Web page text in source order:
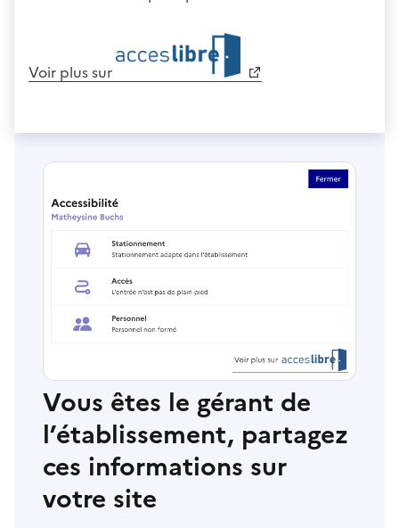
Voir plus sur
Vous êtes le gérant de
l’établissement, partagez
ces informations sur
votre site